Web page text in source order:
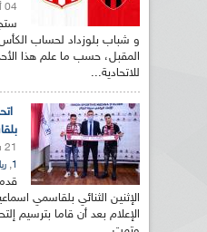
04 أكتوبر 2020
المقبل، حسب ما علم هذا
للاتحادية...
21 سبتمبر 2020
1
,
الإثنين الثنائي بلقاسمي
الإعلام بعد أن قاما بترسيم